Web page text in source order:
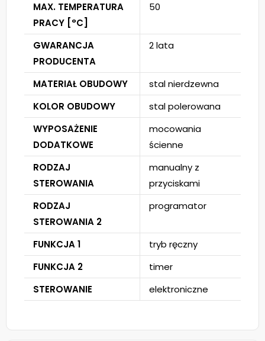
MAX. TEMPERATURA
PRACY [°C]
50
GWARANCJA
PRODUCENTA
2 lata
MATERIAŁ OBUDOWY
stal nierdzewna
KOLOR OBUDOWY
stal polerowana
WYPOSAŻENIE
DODATKOWE
mocowania
ścienne
RODZAJ
STEROWANIA
manualny z
przyciskami
RODZAJ
STEROWANIA 2
programator
FUNKCJA 1
tryb ręczny
FUNKCJA 2
timer
STEROWANIE
elektroniczne